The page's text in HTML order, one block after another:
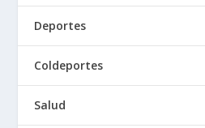
Deportes
Coldeportes
Salud